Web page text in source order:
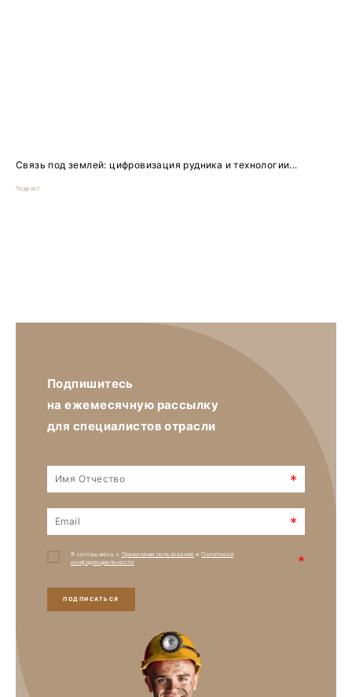
Связь под землей: цифровизация рудника и технологии...
Подкаст
Подпишитесь
на ежемесячную рассылку
для специалистов отрасли
*
*
Я соглашаюсь с Правилами пользования иПолитикой
конфиденциальности
*
ПОДПИСАТЬСЯ